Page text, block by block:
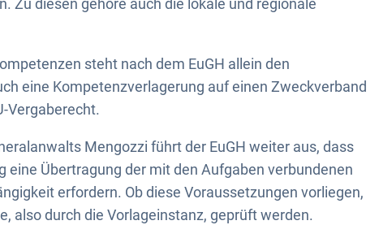
Zu diesen gehöre auch die lokale und regionale
steht nach dem EuGH allein den
eine Kompetenzverlagerung auf einen Zweckverband
Vergaberecht.
Mengozzi führt der EuGH weiter aus, dass
Übertragung der mit den Aufgaben verbundenen
erfordern. Ob diese Voraussetzungen vorliegen,
also durch die Vorlageinstanz, geprüft werden.